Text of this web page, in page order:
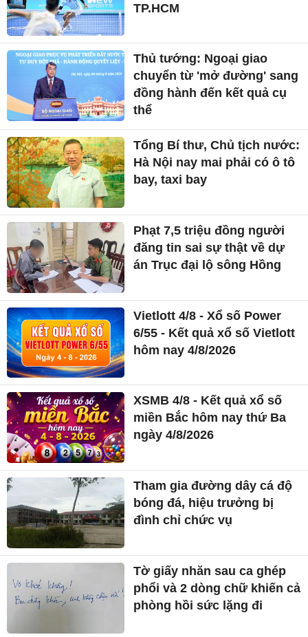
TP.HCM
Thủ tướng: Ngoại giao
chuyển từ 'mở đường' sang
đồng hành đến kết quả cụ
thể
Tổng Bí thư, Chủ tịch nước:
Hà Nội nay mai phải có ô tô
bay, taxi bay
Phạt 7,5 triệu đồng người
đăng tin sai sự thật về dự
án Trục đại lộ sông Hồng
Vietlott 4/8 - Xổ số Power
6/55 - Kết quả xổ số Vietlott
hôm nay 4/8/2026
XSMB 4/8 - Kết quả xổ số
miền Bắc hôm nay thứ Ba
ngày 4/8/2026
Tham gia đường dây cá độ
bóng đá, hiệu trưởng bị
đình chỉ chức vụ
Tờ giấy nhăn sau ca ghép
phổi và 2 dòng chữ khiến cả
phòng hồi sức lặng đi